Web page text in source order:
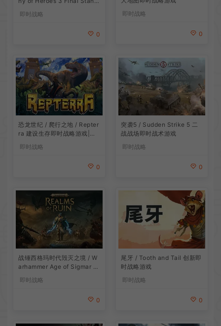
即时战略
0
即时战略
0
恐龙世纪 / 爬行之地 / Repter
ra 建设生存即时战略游戏|下
即时战略
0
突袭5 / Sudden Strike 5 二
战战场即时战术游戏
即时战略
0
战锤西格玛时代毁灭之境 / W
arhammer Age of Sigmar R
即时战略
0
尾牙 / Tooth and Tail 创新即
时战略游戏
即时战略
0